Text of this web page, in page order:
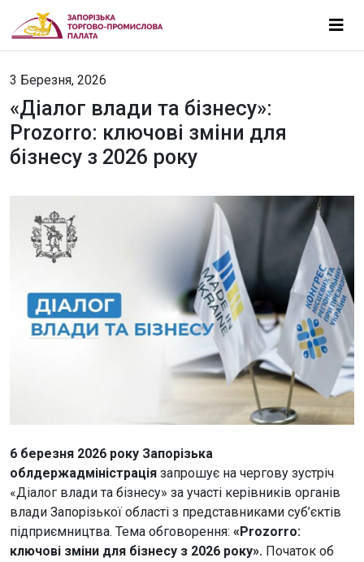
3 Березня, 2026
«Діалог влади та бізнесу»:
Prozorro: ключові зміни для
бізнесу з 2026 року
6 березня 2026 року Запорізька
облдержадміністрація запрошує на чергову зустріч
«Діалог влади та бізнесу» за участі керівників органів
влади Запорізької області з представниками суб’єктів
підприємництва. Тема обговорення: «Prozorro:
ключові зміни для бізнесу з 2026 року». Початок об